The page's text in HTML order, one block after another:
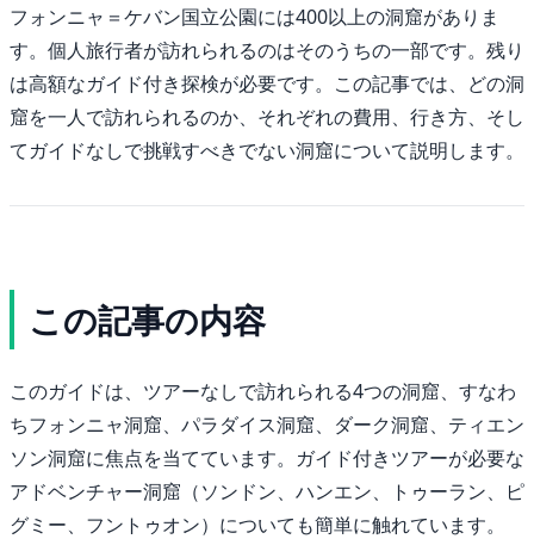
フォンニャ＝ケバン国立公園には400以上の洞窟がありま
す。個人旅行者が訪れられるのはそのうちの一部です。残り
は高額なガイド付き探検が必要です。この記事では、どの洞
窟を一人で訪れられるのか、それぞれの費用、行き方、そし
てガイドなしで挑戦すべきでない洞窟について説明します。
この記事の内容
このガイドは、ツアーなしで訪れられる4つの洞窟、すなわ
ちフォンニャ洞窟、パラダイス洞窟、ダーク洞窟、ティエン
ソン洞窟に焦点を当てています。ガイド付きツアーが必要な
アドベンチャー洞窟（ソンドン、ハンエン、トゥーラン、ピ
グミー、フントゥオン）についても簡単に触れています。